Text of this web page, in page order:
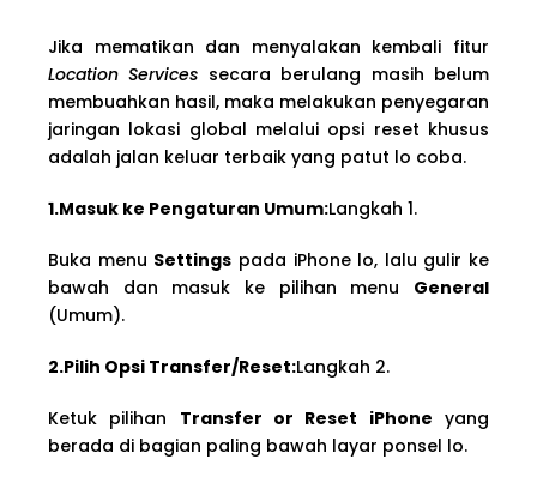
Jika mematikan dan menyalakan kembali fitur
Location Services secara berulang masih belum
membuahkan hasil, maka melakukan penyegaran
jaringan lokasi global melalui opsi reset khusus
adalah jalan keluar terbaik yang patut lo coba.
1.Masuk ke Pengaturan Umum:Langkah 1.
Buka menu Settings pada iPhone lo, lalu gulir ke
bawah dan masuk ke pilihan menu General
(Umum).
2.Pilih Opsi Transfer/Reset:Langkah 2.
Ketuk pilihan Transfer or Reset iPhone yang
berada di bagian paling bawah layar ponsel lo.